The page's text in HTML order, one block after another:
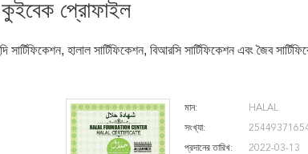
কুইবেক প্রোফাইল
হালাল সার্টিফিকেশন, বিআরসি সার্টিফিকেশন এবং জৈব
মান: HALAL
সংখ্যা:
প্রদানের তারিখ: 2022-03-13